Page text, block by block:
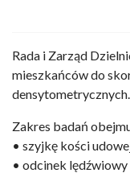
Rada i Zarząd
mieszkańców do
densytometrycznych.
Zakres badań
• szyjkę kości
• odcinek lędźwiowy